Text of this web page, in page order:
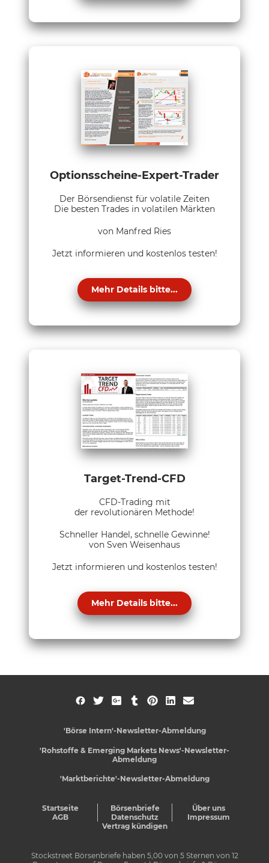
Optionsscheine-Expert-Trader
Der Börsendienst für volatile Zeiten
Die besten Trades in volatilen Märkten
von Manfred Ries
Jetzt informieren und kostenlos testen!
Mehr Details bitte...
Target-Trend-CFD
CFD-Trading mit
der revolutionären Methode!
Schneller Handel, schnelle Gewinne!
von Sven Weisenhaus
Jetzt informieren und kostenlos testen!
Mehr Details bitte...
'Börse Intern'-Newsletter-Abmeldung
'Rohstoffe & Emerging Markets News'-Newsletter-
Abmeldung
'Marktberichte'-Newsletter-Abmeldung
Startseite Börsenbriefe
Über uns
AGB
Datenschutz
Impressum
Vertrag kündigen
Stockstreet Börsenbriefe haben 5,00von 5Sternen von 12